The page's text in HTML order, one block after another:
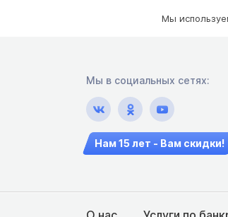
Мы
Мы в социальных сетях:
Нам 15 лет - Вам скидки!